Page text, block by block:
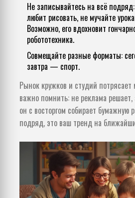
Не записывайтесь на всё
любит рисовать, не мучайте
Возможно, его вдохновит
робототехника.
Совмещайте разные форматы:
завтра — спорт.
Рынок кружков и студий
важно помнить: не реклама решает,
он с восторгом собирает бумажную
подряд, это ваш тренд на